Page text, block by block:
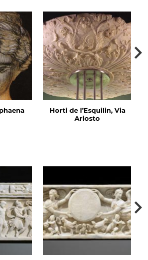
Horti de l’Esquilin, Via
Ariosto